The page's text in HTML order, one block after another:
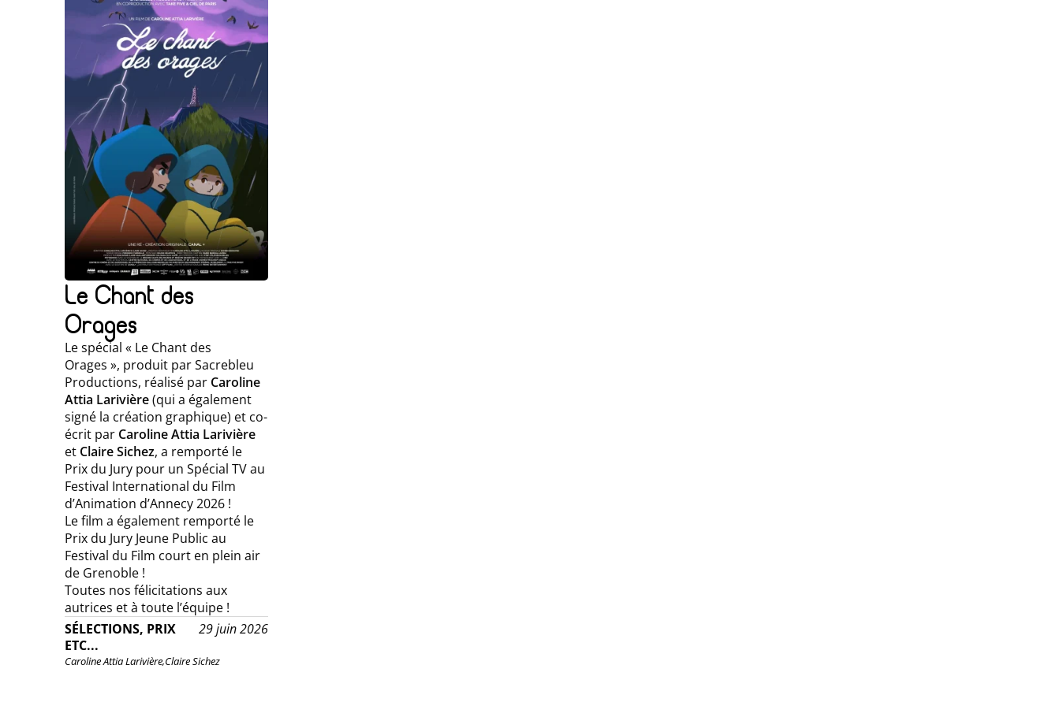
Le Chant des
Orages
Le spécial « Le Chant des
Orages », produit par Sacrebleu
Productions, réalisé par Caroline
Attia Larivière(qui a également
signé la création graphique) et co-
écrit par Caroline Attia Larivière
et Claire Sichez, a remporté le
Prix du Jury pour un Spécial TV au
Festival International du Film
d’Animation d’Annecy 2026 !
Le film a également remporté le
Prix du Jury Jeune Public au
Festival du Film court en plein air
de Grenoble !
Toutes nos félicitations aux
autrices et à toute l’équipe !
SÉLECTIONS, PRIX
ETC...
29 juin 2026
Caroline Attia Larivière,Claire Sichez